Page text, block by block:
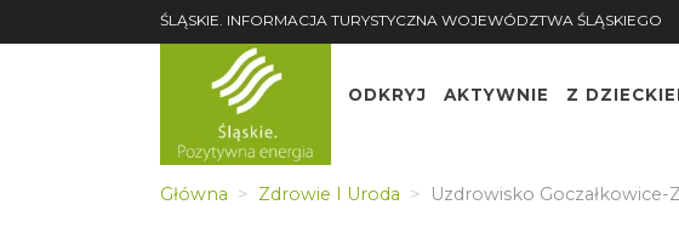
ŚLĄSKIE. INFORMACJA TURYSTYCZNA WOJEWÓDZTWA ŚLĄSKIEGO
ODKRYJ AKTYWNIE Z
Główna Zdrowie I Uroda Uzdrowisko Goczałkowice-